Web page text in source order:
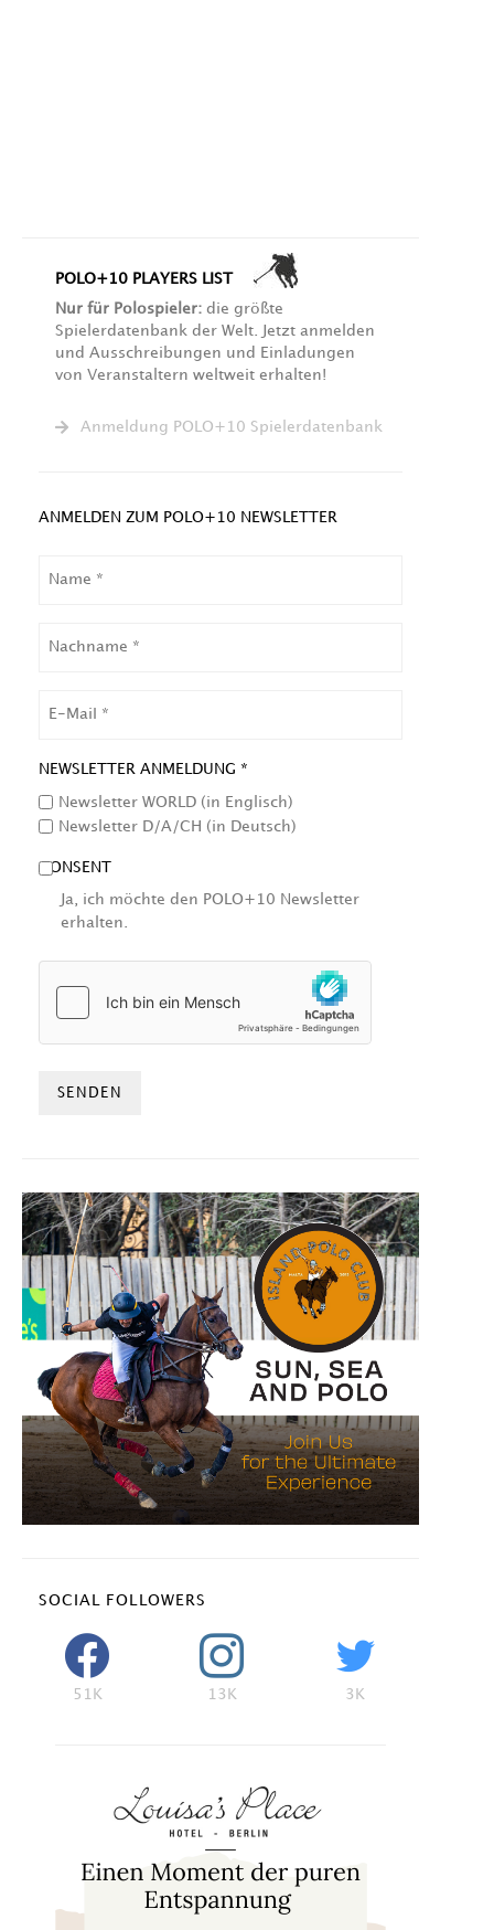
POLO+10 PLAYERS LIST
Nur für Polospieler: die größte
Spielerdatenbank der Welt. Jetzt anmelden
und Ausschreibungen und Einladungen
von Veranstaltern weltweit erhalten!
Anmeldung POLO+10 Spielerdatenbank
ANMELDEN ZUM POLO+10 NEWSLETTER
NEWSLETTER ANMELDUNG *
Newsletter WORLD (in Englisch)
Newsletter D/A/CH (in Deutsch)
CONSENT
Ja, ich möchte den POLO+10 Newsletter
erhalten.
SOCIAL FOLLOWERS
51K 13K 3K